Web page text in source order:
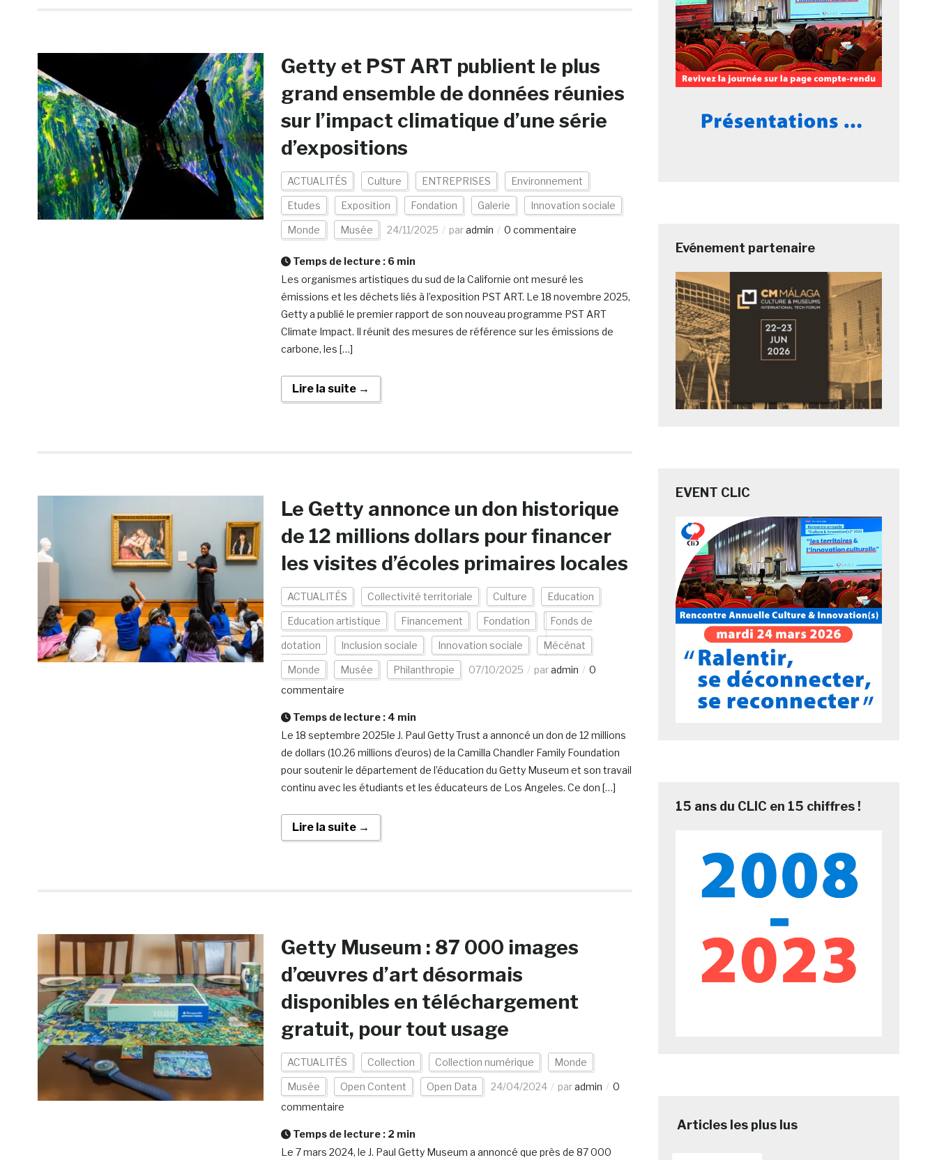
Getty et PST ART publient le plus
grand ensemble de données réunies
sur l’impact climatique d’une série
d’expositions
ACTUALITÉS Culture ENTREPRISES Environnement
Etudes Exposition Fondation Galerie Innovation sociale
Monde Musée 24/11/2025 paradmin 0 commentaire
Temps de lecture : 6 min
Les organismes artistiques du sud de la Californie ont mesuré les
émissions et les déchets liés à l’exposition PST ART. Le 18 novembre 2025,
Getty a publié le premier rapport de son nouveau programme PST ART
Climate Impact. Il réunit des mesures de référence sur les émissions de
carbone, les […]
Lire la suite →
Le Getty annonce un don historique
de 12 millions dollars pour financer
les visites d’écoles primaires locales
ACTUALITÉS Collectivité territoriale Culture Education
Education artistique Financement Fondation Fonds de
dotation Inclusion sociale Innovation sociale Mécénat
Monde Musée Philanthropie 07/10/2025 paradmin
0
commentaire
Temps de lecture : 4 min
Le 18 septembre 2025le J. Paul Getty Trust a annoncé un don de 12 millions
de dollars (10.26 millions d’euros) de la Camilla Chandler Family Foundation
pour soutenir le département de l’éducation du Getty Museum et son travail
continu avec les étudiants et les éducateurs de Los Angeles. Ce don […]
Lire la suite →
Getty Museum : 87 000 images
d’œuvres d’art désormais
disponibles en téléchargement
gratuit, pour tout usage
ACTUALITÉS Collection Collection numérique Monde
Musée Open Content Open Data 24/04/2024 paradmin
0
commentaire
Temps de lecture : 2 min
Le 7 mars 2024, le J. Paul Getty Museum a annoncé que près de 87 000
Evénement partenaire
EVENT CLIC
15 ans du CLIC en 15 chiffres !